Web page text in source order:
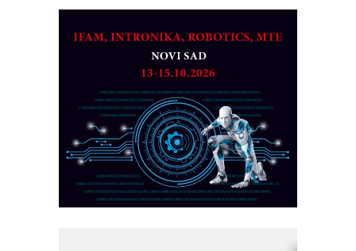
na viši nivo
Detekcija različitih oblika
MAREX - Lim i mašine za savremena
rešenja
Marcom-plast d.o.o.- vaš pouzdan
partner
CTO - Prilagodite svoju toplinsku
obradu!
Razvoj asortimanskog pravca MINI-
PLC AKYTEC